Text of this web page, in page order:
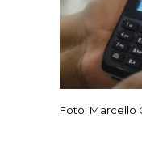
Foto: Marcello